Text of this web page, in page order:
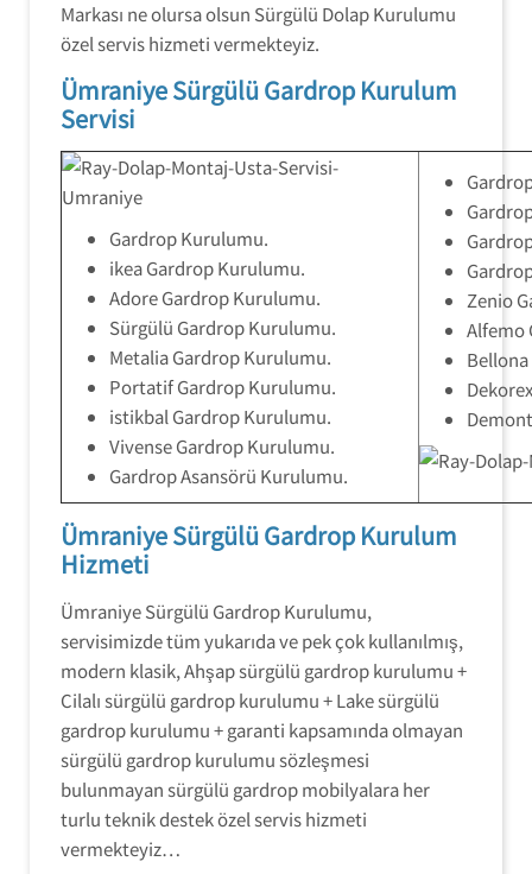
Markası ne olursa olsun Sürgülü Dolap Kurulumu
özel servis hizmeti vermekteyiz.
Ümraniye Sürgülü Gardrop Kurulum
Servisi
Gardrop Kurulumu.
ikea Gardrop Kurulumu.
Adore Gardrop Kurulumu.
Sürgülü Gardrop Kurulumu.
Metalia Gardrop Kurulumu.
Portatif Gardrop Kurulumu.
istikbal Gardrop Kurulumu.
Vivense Gardrop Kurulumu.
Gardrop Asansörü Kurulumu.
Zenio
Alfemo
Ümraniye Sürgülü Gardrop Kurulum
Hizmeti
Ümraniye Sürgülü Gardrop Kurulumu,
servisimizde tüm yukarıda ve pek çok kullanılmış,
modern klasik, Ahşap sürgülü gardrop kurulumu +
Cilalı sürgülü gardrop kurulumu + Lake sürgülü
gardrop kurulumu + garanti kapsamında olmayan
sürgülü gardrop kurulumu sözleşmesi
bulunmayan sürgülü gardrop mobilyalara her
turlu teknik destek özel servis hizmeti
vermekteyiz…